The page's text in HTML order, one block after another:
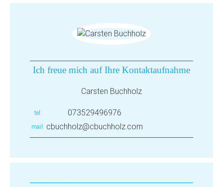
Ich freue mich auf Ihre Kontaktaufnahme
Carsten Buchholz
tel 073529496976
mail cbuchholz@cbuchholz.com